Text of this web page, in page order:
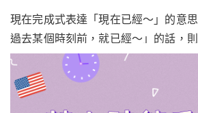
現在完成式表達「現在已經～」的意
過去某個時刻前，就已經～」的話，